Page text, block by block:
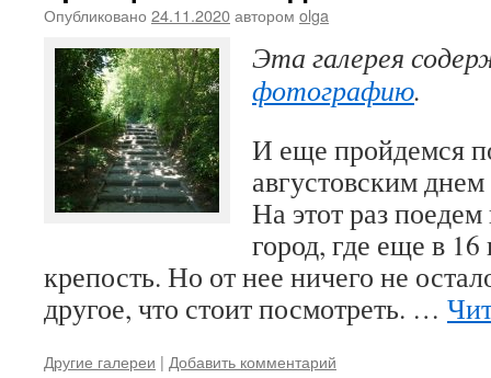
Опубликовано 24.11.2020автором olga
Эта галерея
фотографию.
И еще пройдемся
августовским
На этот раз
город, где еще в
крепость. Но от нее ничего не
другое, что стоит посмотреть. …
Другие галереи | Добавить комментарий